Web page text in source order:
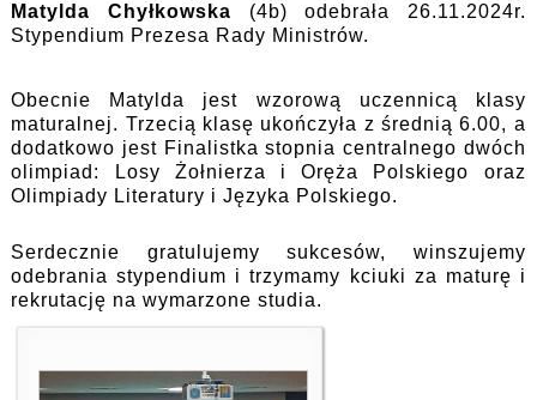
Matylda Chyłkowska (4b) odebrała 26.11.2024r.
Stypendium Prezesa Rady Ministrów.
Obecnie Matylda jest wzorową uczennicą klasy
maturalnej. Trzecią klasę ukończyła z średnią 6.00, a
dodatkowo jest Finalistka stopnia centralnego dwóch
olimpiad: Losy Żołnierza i Oręża Polskiego oraz
Olimpiady Literatury i Języka Polskiego.
Serdecznie gratulujemy sukcesów, winszujemy
odebrania stypendium i trzymamy kciuki za maturę i
rekrutację na wymarzone studia.